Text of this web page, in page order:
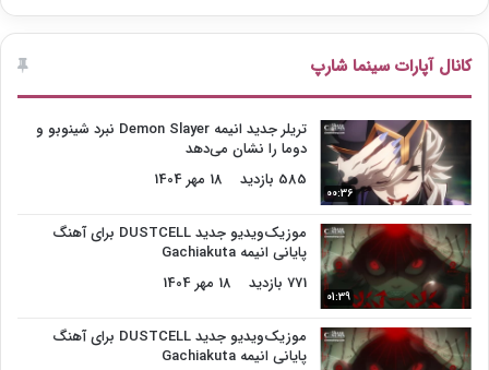
کانال آپارات سینما شارپ
00:36
تریلر جدید انیمه Demon Slayer نبرد شینوبو و
دوما را نشان می‌دهد
585 بازدید
18 مهر 1404
01:39
موزیک‌ویدیو جدید DUSTCELL برای آهنگ
پایانی انیمه Gachiakuta
771 بازدید
18 مهر 1404
موزیک‌ویدیو جدید DUSTCELL برای آهنگ
پایانی انیمه Gachiakuta